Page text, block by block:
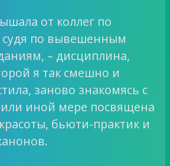
от коллег по
по вывешенным
– дисциплина,
я так смешно и
заново знакомясь с
или иной мере посвящена
бьюти-практик и